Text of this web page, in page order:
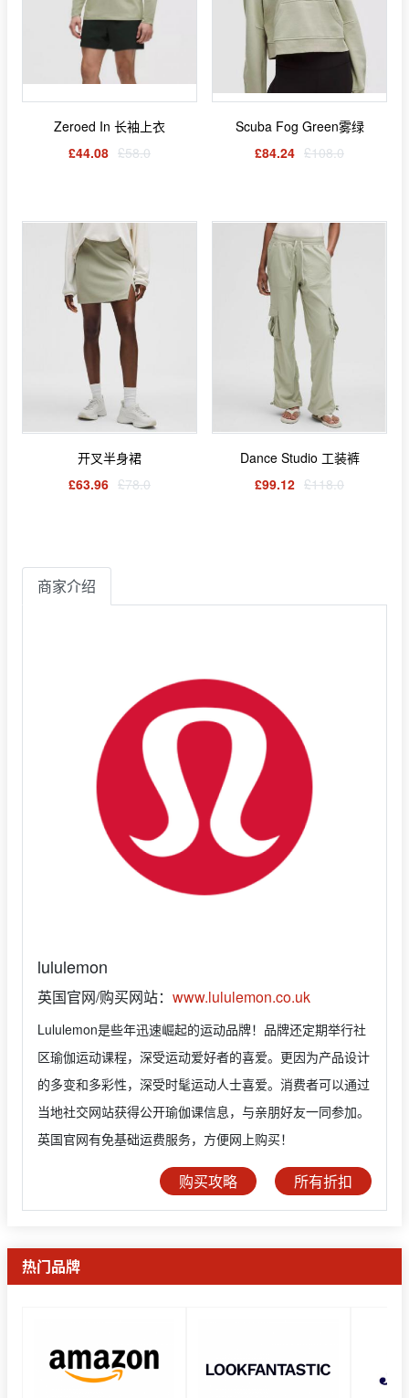
Zeroed In 长袖上衣
£44.08 £58.0
Scuba Fog Green雾绿
£84.24 £108.0
开叉半身裙
£63.96 £78.0
Dance Studio 工装裤
£99.12 £118.0
商家介绍
lululemon
英国官网/购买网站： www.lululemon.co.uk
Lululemon是些年迅速崛起的运动品牌！品牌还定期举行社
区瑜伽运动课程，深受运动爱好者的喜爱。更因为产品设计
的多变和多彩性，深受时髦运动人士喜爱。消费者可以通过
当地社交网站获得公开瑜伽课信息，与亲朋好友一同参加。
英国官网有免基础运费服务，方便网上购买！
购买攻略 所有折扣
热门品牌